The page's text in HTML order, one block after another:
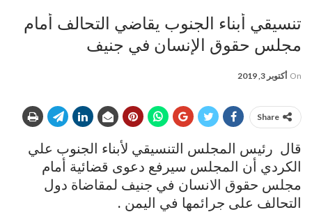
تنسيقي أبناء الجنوب يقاضي التحالف أمام
مجلس حقوق الإنسان في جنيف
On أكتوبر 3, 2019
Share
قال رئيس المجلس التنسيقي لأبناء الجنوب علي
الكردي أن المجلس سيرفع دعوى قضائية أمام
مجلس حقوق الانسان في جنيف لمقاضاة دول
التحالف على جرائمها في اليمن .